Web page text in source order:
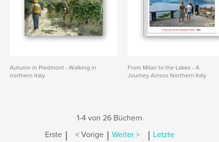
Autumn in Piedmont - Walking in
northern Italy
From Milan to the Lakes - A
Journey Across Northern Italy
1-4 von 26 Büchern
Erste | < Vorige | Weiter > | Letzte